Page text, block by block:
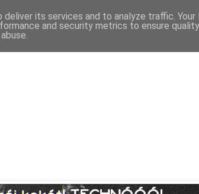
its services and to analyze traffic. Your
and security metrics to ensure